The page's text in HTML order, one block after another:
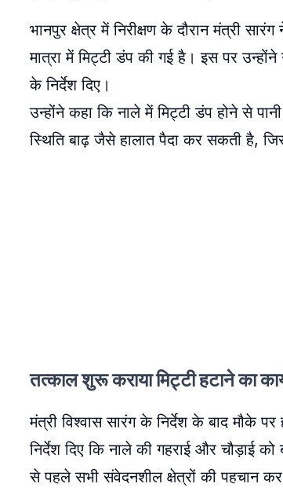
भानपुर क्षेत्र में निरीक्षण के दौरान मंत्री
मात्रा में मिट्टी डंप की गई है। इस पर
के निर्देश दिए।
उन्होंने कहा कि नाले में मिट्टी डंप होने से
स्थिति बाढ़ जैसे हालात पैदा कर सकती है,
तत्काल शुरू कराया मिट्टी हटाने का
मंत्री विश्वास सारंग के निर्देश के बाद मौके पर
निर्देश दिए कि नाले की गहराई और चौड़ाई
से पहले सभी संवेदनशील क्षेत्रों की पहचान कर